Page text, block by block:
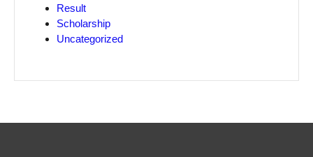
Result
Scholarship
Uncategorized